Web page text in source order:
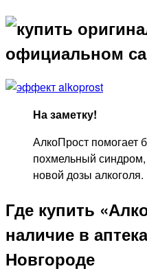
На заметку!
АлкоПрост помогает
похмельный
новой дозы алкоголя.
Где купить
наличие в
Новгороде